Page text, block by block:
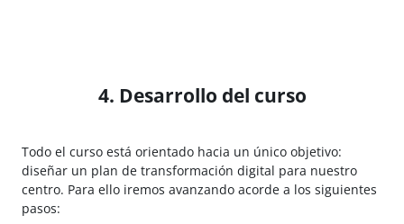
4. Desarrollo del curso
Todo el curso está orientado hacia un único objetivo:
diseñar un plan de transformación digital para nuestro
centro. Para ello iremos avanzando acorde a los siguientes
pasos: